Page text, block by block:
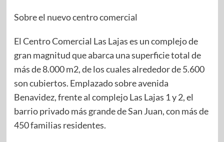
Sobre el nuevo centro comercial
El Centro Comercial Las Lajas es un complejo de
gran magnitud que abarca una superficie total de
más de 8.000 m2, de los cuales alrededor de 5.600
son cubiertos. Emplazado sobre avenida
Benavidez, frente al complejo Las Lajas 1 y 2, el
barrio privado más grande de San Juan, con más de
450 familias residentes.